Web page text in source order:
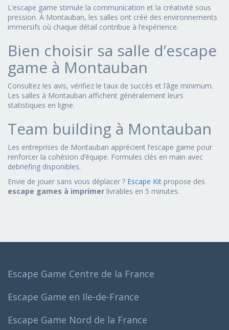
L’escape game stimule la communication et la créativité sous
pression. À Montauban, les salles ont créé des environnements
immersifs où chaque détail contribue à l’expérience.
Bien choisir sa salle d’escape
game à Montauban
Consultez les avis, vérifiez le taux de succès et l’âge minimum.
Les salles à Montauban affichent généralement leurs
statistiques en ligne.
Team building à Montauban
Les entreprises de Montauban apprécient l’escape game pour
renforcer la cohésion d’équipe. Formules clés en main avec
debriefing disponibles.
Envie de jouer sans vous déplacer ? Escape Kit propose des
escape games à imprimer livrables en 5 minutes.
Escape Game Centre de la France
Escape Game en Ile-de-France
Escape Game Nord de la France